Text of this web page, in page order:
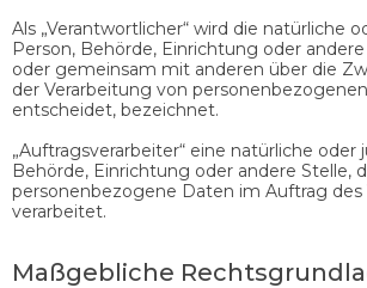
Als „Verantwortlicher“ wird die natürliche
Person, Behörde, Einrichtung oder andere
oder gemeinsam mit anderen über die
der Verarbeitung von
entscheidet, bezeichnet.
„Auftragsverarbeiter“ eine natürliche oder
Behörde, Einrichtung oder andere Stelle,
personenbezogene Daten im Auftrag des
verarbeitet.
Maßgebliche